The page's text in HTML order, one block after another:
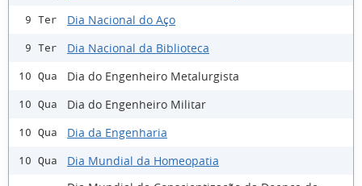
9 Ter Dia Nacional do Aço
9 Ter Dia Nacional da Biblioteca
10 Qua Dia do Engenheiro Metalurgista
10 Qua Dia do Engenheiro Militar
10 Qua Dia da Engenharia
10 Qua Dia Mundial da Homeopatia